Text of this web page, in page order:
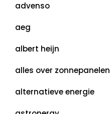
advenso
aeg
albert heijn
alles over zonnepanelen
alternatieve energie